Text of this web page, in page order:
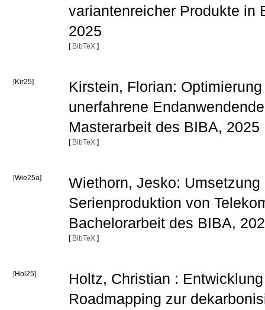
variantenreicher Produkte in
2025
[ BibTeX ]
[Kir25]
Kirstein, Florian:
unerfahrene
Masterarbeit des BIBA, 2025
[ BibTeX ]
[Wie25a]
Wiethorn, Jesko:
Serienproduktion von
Bachelorarbeit des BIBA,
[ BibTeX ]
[Hol25]
Holtz, Christian :
Roadmapping zur